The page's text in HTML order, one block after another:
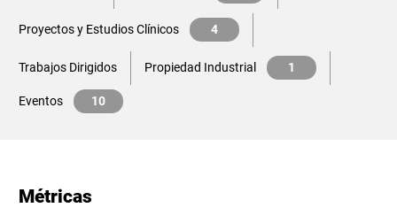
Proyectos y Estudios Clínicos 4
Trabajos Dirigidos Propiedad Industrial 1
Eventos 10
Métricas